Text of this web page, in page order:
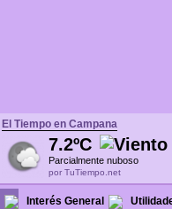
El Tiempo en Campana
7.2ºC
Parcialmente nuboso
por TuTiempo.net
Interés General